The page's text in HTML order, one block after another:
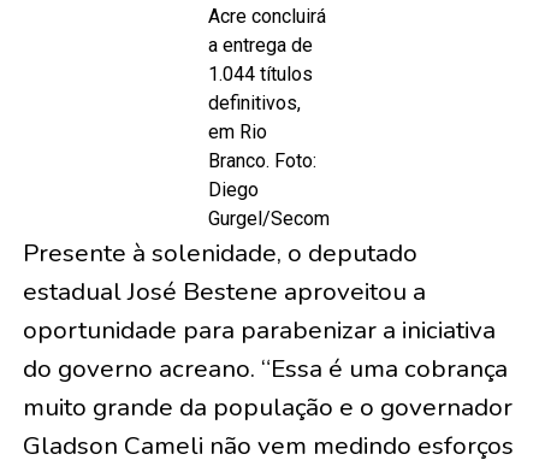
Acre concluirá
a entrega de
1.044 títulos
definitivos,
em Rio
Branco. Foto:
Diego
Gurgel/Secom
Presente à solenidade, o deputado
estadual José Bestene aproveitou a
oportunidade para parabenizar a iniciativa
do governo acreano. “Essa é uma cobrança
muito grande da população e o governador
Gladson Cameli não vem medindo esforços